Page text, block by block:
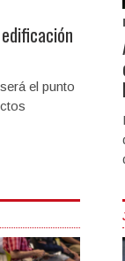
el punto